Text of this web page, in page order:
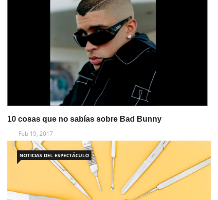
10 cosas que no sabías sobre Bad Bunny
Feb 19, 2017
NOTICIAS DEL ESPECTÁCULO